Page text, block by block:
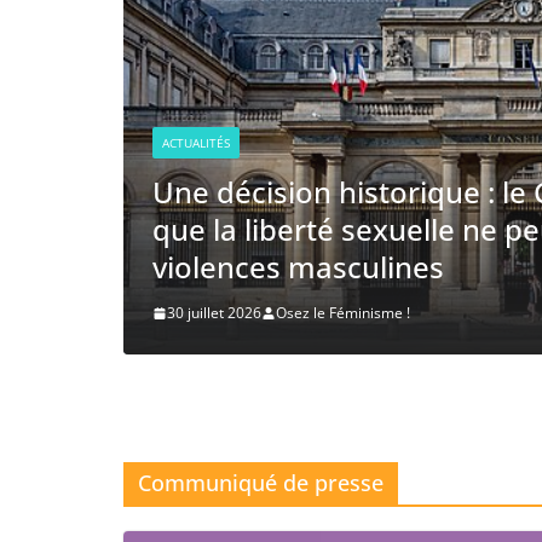
ACTUALITÉS
FéministCamp d’Osez le
septembre 2026
20 juillet 2026 Osez le Féminisme !
Communiqué de presse